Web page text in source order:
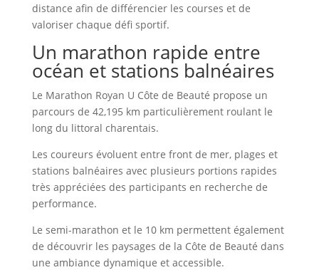
distance afin de différencier les courses et de
valoriser chaque défi sportif.
Un marathon rapide entre
océan et stations balnéaires
Le Marathon Royan U Côte de Beauté propose un
parcours de 42,195 km particulièrement roulant le
long du littoral charentais.
Les coureurs évoluent entre front de mer, plages et
stations balnéaires avec plusieurs portions rapides
très appréciées des participants en recherche de
performance.
Le semi-marathon et le 10 km permettent également
de découvrir les paysages de la Côte de Beauté dans
une ambiance dynamique et accessible.